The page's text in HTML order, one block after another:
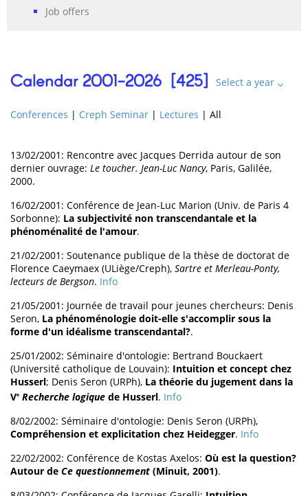
Job offers
Select a year
Calendar 2001-2026 [425]
Conferences | Creph Seminar | Lectures | All
13/02/2001: Rencontre avec Jacques Derrida autour de son
dernier ouvrage: Le toucher. Jean-Luc Nancy, Paris, Galilée,
2000.
16/02/2001: Conférence de Jean-Luc Marion (Univ. de Paris 4
Sorbonne): La subjectivité non transcendantale et la
phénoménalité de l'amour.
21/02/2001: Soutenance publique de la thèse de doctorat de
Florence Caeymaex (ULiège/Creph), Sartre et Merleau-Ponty,
lecteurs de Bergson. Info
21/05/2001: Journée de travail pour jeunes chercheurs: Denis
Seron, La phénoménologie doit-elle s'accomplir sous la
forme d'un idéalisme transcendantal?.
25/01/2002: Séminaire d'ontologie: Bertrand Bouckaert
(Université catholique de Louvain): Intuition et concept chez
Husserl; Denis Seron (URPh), La théorie du jugement dans la
Ve Recherche logique de Husserl. Info
8/02/2002: Séminaire d'ontologie: Denis Seron (URPh),
Compréhension et explicitation chez Heidegger. Info
22/02/2002: Conférence de Kostas Axelos: Où est la question?
Autour de Ce questionnement (Minuit, 2001).